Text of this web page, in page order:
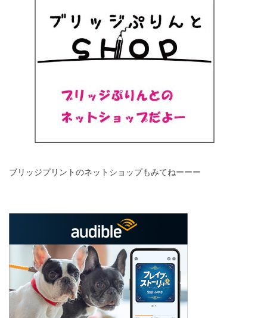
ブリッジプリントのネットショップもみてねーーー